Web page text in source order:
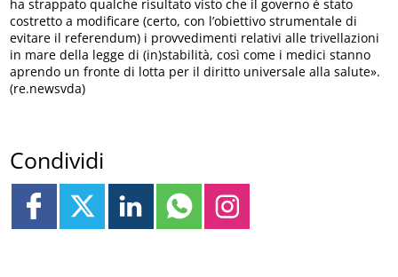
ha strappato qualche risultato visto che il governo è stato
costretto a modificare (certo, con l’obiettivo strumentale di
evitare il referendum) i provvedimenti relativi alle trivellazioni
in mare della legge di (in)stabilità, così come i medici stanno
aprendo un fronte di lotta per il diritto universale alla salute».
(re.newsvda)
Condividi